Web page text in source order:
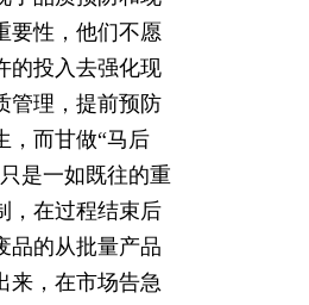
要性，他们不愿
的投入去强化现
管理，提前预防
，而甘做“马后
是一如既往的重
，在过程结束后
品的从批量产品
来，在市场告急